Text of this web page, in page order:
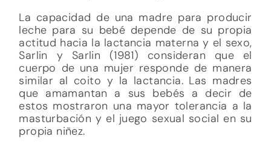
La capacidad de una madre para producir
leche para su bebé depende de su propia
actitud hacia la lactancia materna y el sexo,
Sarlin y Sarlin (1981) consideran que el
cuerpo de una mujer responde de manera
similar al coito y la lactancia. Las madres
que amamantan a sus bebés a decir de
estos mostraron una mayor tolerancia a la
masturbación y el juego sexual social en su
propia niñez.